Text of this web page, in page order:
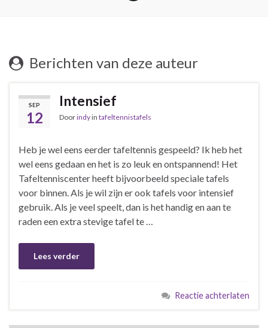
Berichten van deze auteur
SEP
12
Intensief
Doorindyin tafeltennistafels
Heb je wel eens eerder tafeltennis gespeeld? Ik heb het
wel eens gedaan en het is zo leuk en ontspannend! Het
Tafeltenniscenter heeft bijvoorbeeld speciale tafels
voor binnen. Als je wil zijn er ook tafels voor intensief
gebruik. Als je veel speelt, dan is het handig en aan te
raden een extra stevige tafel te …
Lees verder
Reactie achterlaten